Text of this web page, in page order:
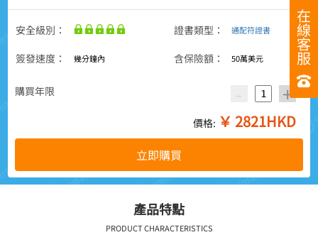
在
線
客
服
安全級別： 證書類型： 通配符證書
簽發速度： 幾分鐘內 含保險額： 50萬美元
購買年限 - +
價格: ￥ 2821HKD
立即購買
產品特點
PRODUCT CHARACTERISTICS